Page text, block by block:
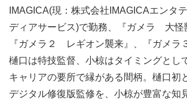
IMAGICA(現：株式会社IMAGICAエンタ
ディアサービス)で勤務、『ガメラ 大怪
『ガメラ２ レギオン襲来』、『ガメ
樋口は特技監督、小椋はタイミングとし
キャリアの要所で縁がある間柄。樋口初
デジタル修復版監修を、小椋が豊富な知